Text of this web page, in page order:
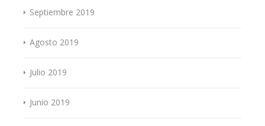
Septiembre 2019
Agosto 2019
Julio 2019
Junio 2019